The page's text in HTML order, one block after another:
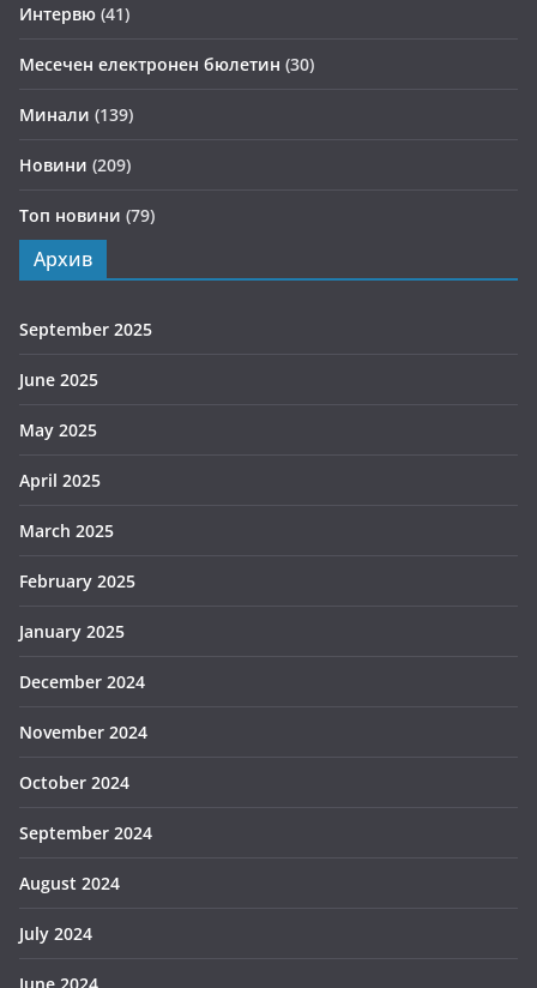
Интервю (41)
Месечен електронен бюлетин (30)
Минали (139)
Новини (209)
Топ новини (79)
Архив
September 2025
June 2025
May 2025
April 2025
March 2025
February 2025
January 2025
December 2024
November 2024
October 2024
September 2024
August 2024
July 2024
June 2024